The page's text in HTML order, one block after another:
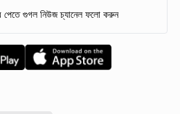
পেতে গুগল নিউজ চ্যানেল ফলো করুন